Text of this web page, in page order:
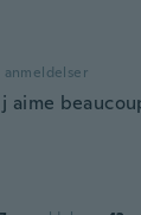
anmeldelser
aime